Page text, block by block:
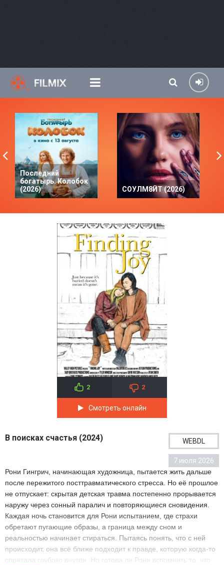
Последний
богатырь. Колобок
(2026)
СОУЛМ8ЙТ (2026)
2 2
Смотреть онлайн
В поисках счастья (2024) WEBDL
7 июля 2026
Рони Гингрич, начинающая художница, пытается жить дальше
после пережитого посттравматического стресса. Но её прошлое
не отпускает: скрытая детская травма постепенно прорывается
наружу через сонный паралич и повторяющиеся сновидения.
Каждая ночь становится для Рони испытанием, где страхи
обретают пугающие образы, а граница между сном и
реальностью начинает стираться. Пытаясь понять, что с ней
происходит, она всё ближе подходит к правде, которую когда-то
спрятала глубоко внутри. Но готова ли Рони вспомнить то, что